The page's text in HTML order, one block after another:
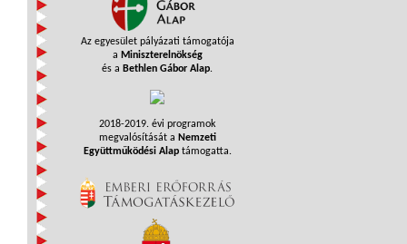
Az egyesület pályázati támogatója
a Miniszterelnökség
és a Bethlen Gábor Alap.
2018-2019. évi programok
megvalósítását a Nemzeti
Együttműködési Alaptámogatta.